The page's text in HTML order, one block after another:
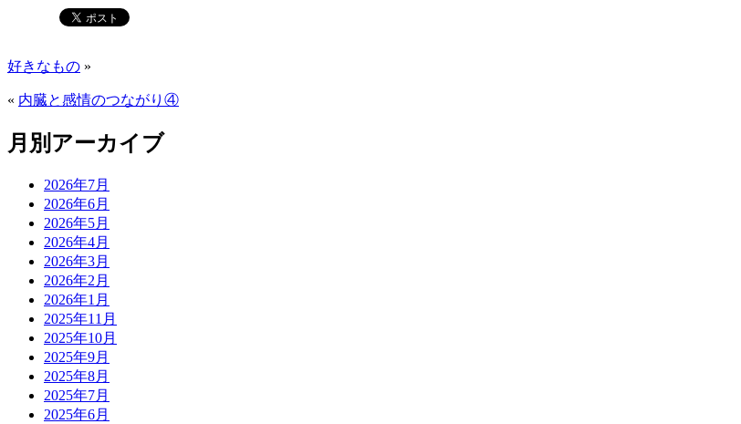
好きなもの »
« 内臓と感情のつながり④
月別アーカイブ
2026年7月
2026年6月
2026年5月
2026年4月
2026年3月
2026年2月
2026年1月
2025年11月
2025年10月
2025年9月
2025年8月
2025年7月
2025年6月